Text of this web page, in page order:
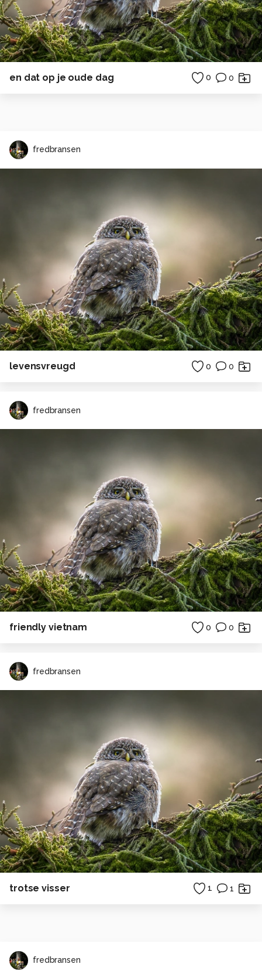
en dat op je oude dag 0 0
fredbransen
levensvreugd 0 0
fredbransen
friendly vietnam 0 0
fredbransen
trotse visser 1 1
fredbransen